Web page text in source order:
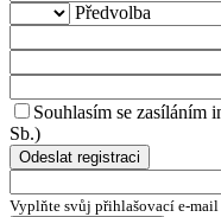
Předvolba
Souhlasím se zasíláním
Sb.)
Odeslat registraci
Vyplňte svůj přihlašovací e-